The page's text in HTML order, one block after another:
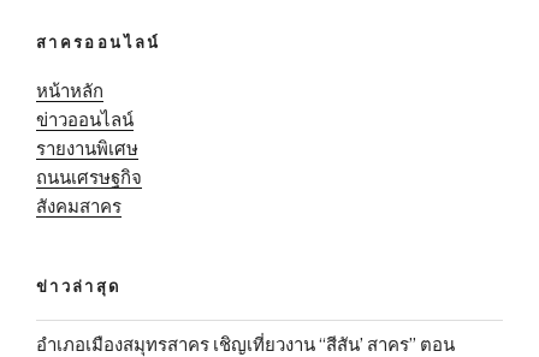
สาครออนไลน์
หน้าหลัก
ข่าวออนไลน์
รายงานพิเศษ
ถนนเศรษฐกิจ
สังคมสาคร
ข่าวล่าสุด
อำเภอเมืองสมุทรสาคร เชิญเที่ยวงาน “สีสัน’ สาคร” ตอน